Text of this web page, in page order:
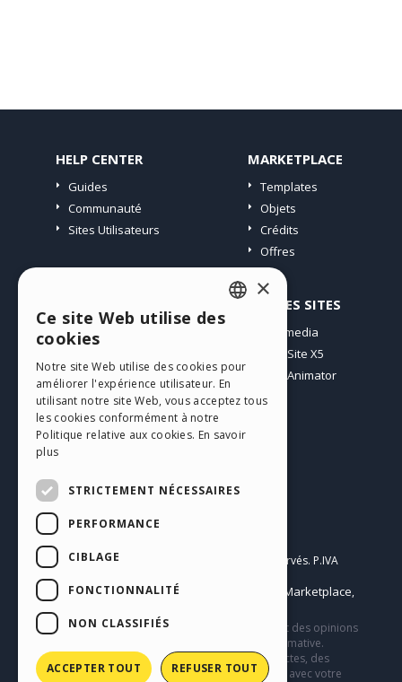
HELP CENTER
Guides
Communauté
Sites Utilisateurs
MARKETPLACE
Templates
Objets
Crédits
Offres
Mes Messages
Télécharger
Espace Web
Mes Crédits
AUTRES SITES
Incomedia
WebSite X5
WebAnimator
Français
Copyright © 2026
Tous droits réservés. P.IVA
IT07514640015
Conditions d'utilisation WebSite X5:
Help Center / Marketplace,
Ce site contient des contenus, des commentaires et des opinions
soumis par les utilisateurs et n’a qu’une valeur informative.
Incomedia décline toute responsabilité pour des actes, des
omissions et du comportement de tiers en relation avec votre
ENGLISH
GERMAN
SPANISH
×
Ce site Web utilise des
cookies
Notre site Web utilise des cookies pour
améliorer l'expérience utilisateur. En
utilisant notre site Web, vous acceptez tous
les cookies conformément à notre
Politique relative aux cookies. En savoir
plus
STRICTEMENT NÉCESSAIRES
PERFORMANCE
CIBLAGE
FONCTIONNALITÉ
NON CLASSIFIÉS
ACCEPTER TOUT REFUSER TOUT